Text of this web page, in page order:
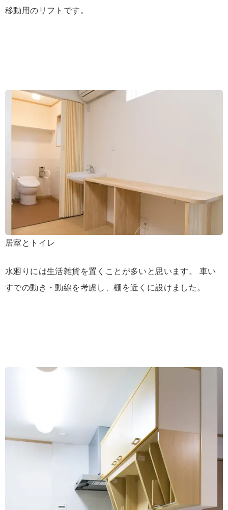
移動用のリフトです。
居室とトイレ
水廻りには生活雑貨を置くことが多いと思います。 車い
すでの動き・動線を考慮し、棚を近くに設けました。